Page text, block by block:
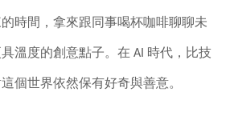
時間，拿來跟同事喝杯咖啡聊聊未
溫度的創意點子。在 AI 時代，比技
個世界依然保有好奇與善意。